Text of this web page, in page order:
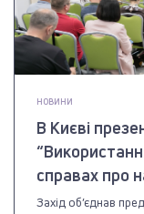
НОВИНИ
В Києві
справах про
Захід об’єднав